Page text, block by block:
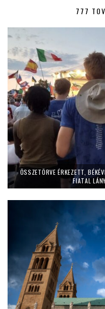
777
ÖSSZETÖRVE ÉRKEZETT,
FIATAL